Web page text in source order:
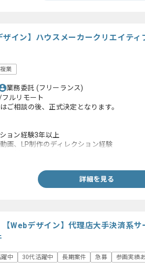
ザイン】ハウスメーカークリエイテ
業
業務委託 (フリーランス)
ルリモート
ご相談の後、正式決定となります。
ョン経験3年以上
画、LP制作のディレクション経験
詳細を見る
【Webデザイン】代理店大手決済系
中 30代活躍中 長期案件 急募 参画実績